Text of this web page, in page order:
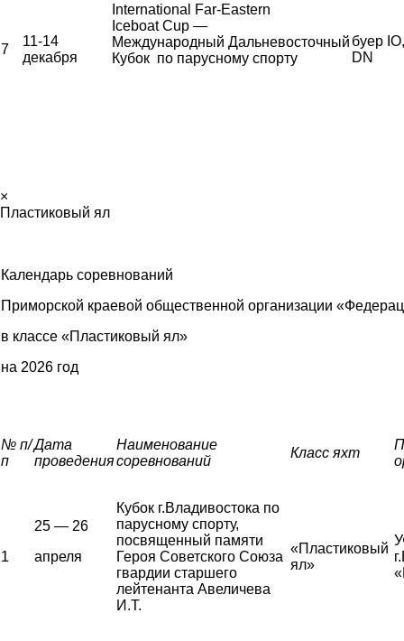
7
11-14
декабря
International Far-Eastern
Iceboat Cup —
Международный Дальневосточный
Кубок по парусному спорту
буер
DN
×
Пластиковый ял
Календарь соревнований
Приморской краевой общественной организации
в классе «Пластиковый ял»
на 2026 год
№ п/
п
Дата
проведения
Наименование
соревнований
Класс яхт
1
25 — 26
апреля
Кубок г.Владивостока по
парусному спорту,
посвященный памяти
Героя Советского Союза
гвардии старшего
лейтенанта Авеличева
И.Т.
«Пластиковый
ял»